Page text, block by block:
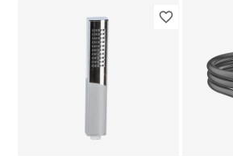
LED-Leuchtmittelset
'SMART Wifi CLA'
- tunable white 3
€